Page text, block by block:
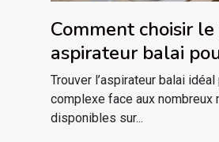
Comment choisir
aspirateur balai
besoins spécifiques
Trouver l’aspirateur balai
complexe face aux nombreux
disponibles sur...